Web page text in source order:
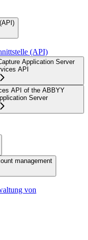
(API)
Application Server
API
API of the ABBYY
Server
management
von